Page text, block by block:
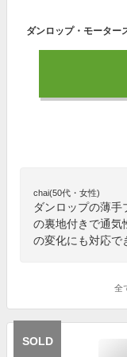
chai(50代・女性)
ダンロップの薄手
の裏地付きで通気
の変化にも対応で
全
SOLD